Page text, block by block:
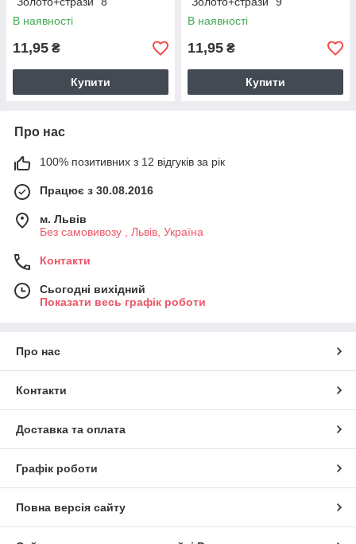
В наявності
11,95 ₴
Купити
В наявності
11,95 ₴
Купити
Про нас
100% позитивних з 12 відгуків за рік
Працює з 30.08.2016
м. Львів
Без самовивозу , Львів, Україна
Контакти
Сьогодні вихідний
Показати весь графік роботи
Про нас
Контакти
Доставка та оплата
Графік роботи
Повна версія сайту